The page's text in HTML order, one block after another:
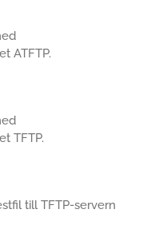
ATFTP.
TFTP.
till TFTP-servern